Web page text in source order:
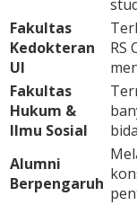
Fakultas
Kedokteran
UI
RS
Fakultas
Hukum &
Ilmu Sosial
Alumni
Berpengaruh